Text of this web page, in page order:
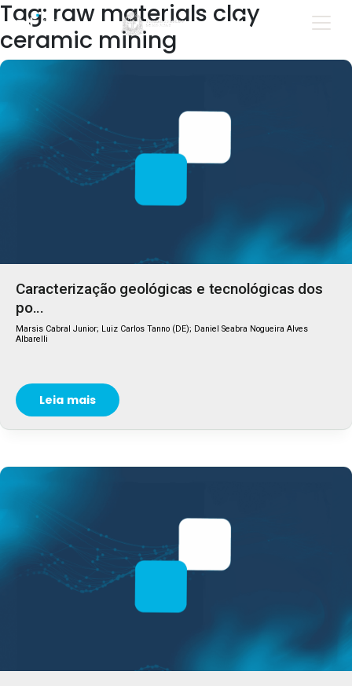
Tag: raw materials clay
ceramic mining
Caracterização geológicas e tecnológicas dos
po...
Marsis Cabral Junior; Luiz Carlos Tanno (DE); Daniel Seabra Nogueira Alves
Albarelli
Leia mais